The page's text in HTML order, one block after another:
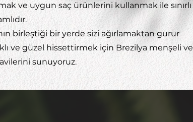
ve uygun saç ürünlerini kullanmak ile sınırlı
birleştiği bir yerde sizi ağırlamaktan gurur
ve güzel hissettirmek için Brezilya menşeli ve
sunuyoruz.